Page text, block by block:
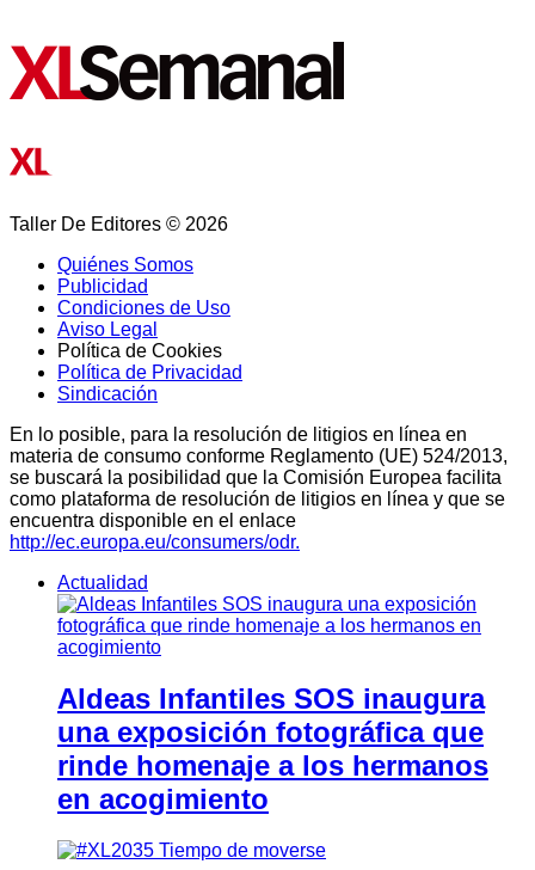
Taller De Editores © 2026
Quiénes Somos
Publicidad
Condiciones de Uso
Aviso Legal
Política de Cookies
Política de Privacidad
Sindicación
En lo posible, para la resolución de litigios en línea en
materia de consumo conforme Reglamento (UE) 524/2013,
se buscará la posibilidad que la Comisión Europea facilita
como plataforma de resolución de litigios en línea y que se
encuentra disponible en el enlace
http://ec.europa.eu/consumers/odr.
Actualidad
Aldeas Infantiles SOS inaugura
una exposición fotográfica que
rinde homenaje a los hermanos
en acogimiento